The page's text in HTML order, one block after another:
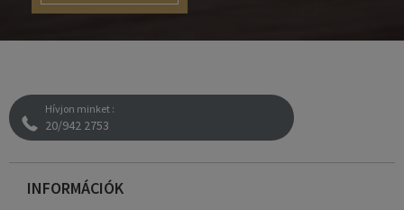
Hívjon minket :
20/942 2753
INFORMÁCIÓK